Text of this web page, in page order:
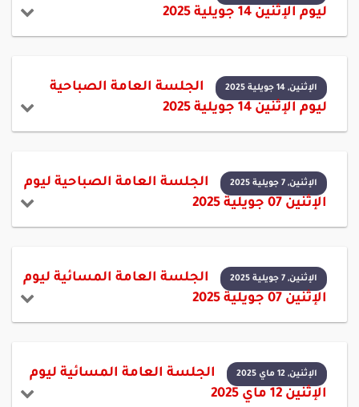
ليوم الإثنين 14 جويلية 2025
الإثنين, 14 جويلية 2025
الجلسة العامة الصباحية
ليوم الإثنين 14 جويلية 2025
الإثنين, 7 جويلية 2025
الجلسة العامة الصباحية ليوم
الإثنين 07 جويلية 2025
الإثنين, 7 جويلية 2025
الجلسة العامة المسائية ليوم
الإثنين 07 جويلية 2025
الإثنين, 12 ماي 2025
الجلسة العامة المسائية ليوم
الإثنين 12 ماي 2025